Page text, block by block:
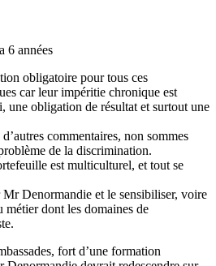
6 années
obligatoire pour tous ces
car leur impéritie chronique est
une obligation de résultat et surtout une
commentaires, non sommes
de la discrimination.
est multiculturel, et tout se
Denormandie et le sensibiliser, voire
métier dont les domaines de
fort d’une formation